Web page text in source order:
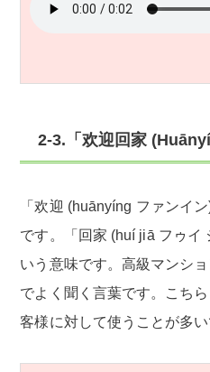
2-3.「欢迎回家
「欢迎 (huānyíng ファンイ
です。「回家 (huí jiā フゥイ
いう意味です。高級マンシ
でよく聞く言葉です。こち
客様に対して使うことが多い